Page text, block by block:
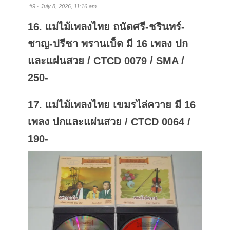
d
o
n
.
u
p
#9 · July 8, 2026, 11:16 am
16. แม่ไม้เพลงไทย ถนัดศรี-ชรินทร์-
ชาญ-ปรีชา พรานเบ็ด มี 16 เพลง ปก
และแผ่นสวย / CTCD 0079 / SMA /
250-
17. แม่ไม้เพลงไทย เขมรไล่ควาย มี 16
เพลง ปกและแผ่นสวย / CTCD 0064 /
190-